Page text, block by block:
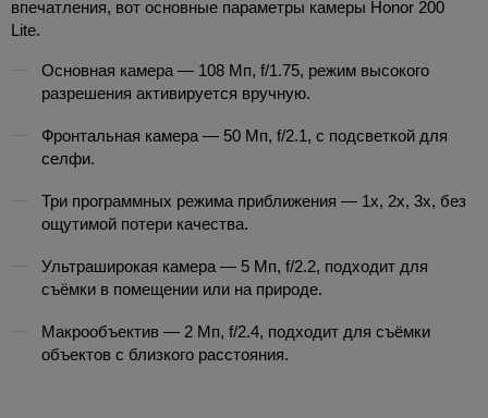
впечатления, вот основные параметры камеры Honor 200
Lite.
Основная камера — 108 Мп, f/1.75, режим высокого
разрешения активируется вручную.
Фронтальная камера — 50 Мп, f/2.1, с подсветкой для
селфи.
Три программных режима приближения — 1x, 2x, 3x, без
ощутимой потери качества.
Ультраширокая камера — 5 Мп, f/2.2, подходит для
съёмки в помещении или на природе.
Макрообъектив — 2 Мп, f/2.4, подходит для съёмки
объектов с близкого расстояния.